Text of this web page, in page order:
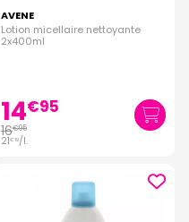
AVENE
Lotion micellaire nettoyante
2x400ml
14€95
16€95
21€ 19/l.